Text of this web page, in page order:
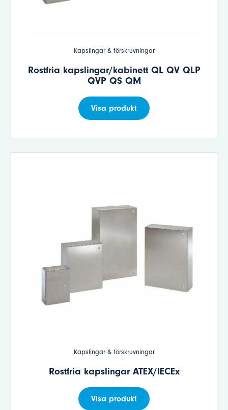
Kapslingar & förskruvningar
Rostfria kapslingar/kabinett QL QV QLP
QVP QS QM
Visa produkt
Kapslingar & förskruvningar
Rostfria kapslingar ATEX/IECEx
Visa produkt